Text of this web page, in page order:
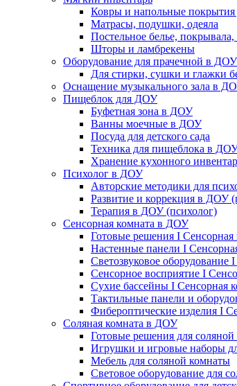
Ковры и напольные покрытия
Матрасы, подушки, одеяла
Постельное белье, покрывала,
Шторы и ламбрекены
Оборудование для прачечной в ДОУ
Для стирки, сушки и глажки
Оснащение музыкального зала в
Пищеблок для ДОУ
Буфетная зона в ДОУ
Ванны моечные в ДОУ
Посуда для детского сада
Техника для пищеблока в
Хранение кухонного
Психолог в ДОУ
Авторские методики для
Развитие и коррекция в ДОУ
Терапия в ДОУ (психолог)
Сенсорная комната в ДОУ
Готовые решения I Сенсорная
Настенные панели I
Светозвуковое оборудование
Сенсорное восприятие I
Сухие бассейны I Сенсорная
Тактильные панели и
Фибероптические изделия I
Соляная комната в ДОУ
Готовые решения для
Игрушки и игровые наборы
Мебель для соляной комнаты
Световое оборудование для